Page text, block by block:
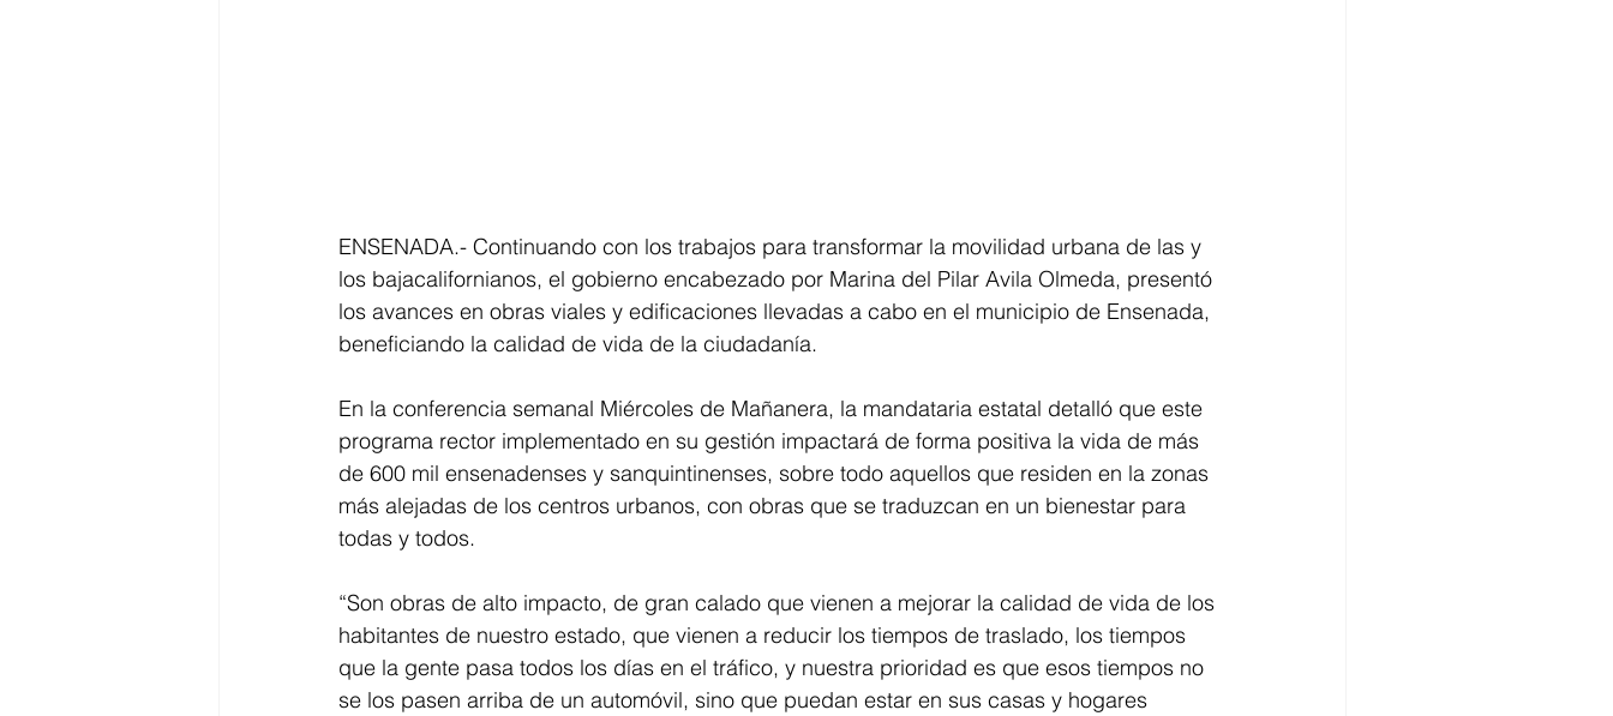
ENSENADA.- Continuando con los trabajos para transformar la movilidad urbana de las y
los bajacalifornianos, el gobierno encabezado por Marina del Pilar Avila Olmeda, presentó
los avances en obras viales y edificaciones llevadas a cabo en el municipio de Ensenada,
beneficiando la calidad de vida de la ciudadanía.
En la conferencia semanal Miércoles de Mañanera, la mandataria estatal detalló que este
programa rector implementado en su gestión impactará de forma positiva la vida de más
de 600 mil ensenadenses y sanquintinenses, sobre todo aquellos que residen en la zonas
más alejadas de los centros urbanos, con obras que se traduzcan en un bienestar para
todas y todos.
“Son obras de alto impacto, de gran calado que vienen a mejorar la calidad de vida de los
habitantes de nuestro estado, que vienen a reducir los tiempos de traslado, los tiempos
que la gente pasa todos los días en el tráfico, y nuestra prioridad es que esos tiempos no
se los pasen arriba de un automóvil, sino que puedan estar en sus casas y hogares